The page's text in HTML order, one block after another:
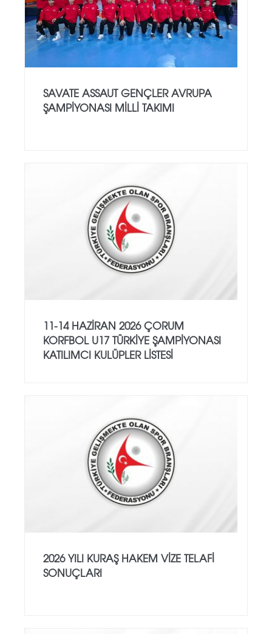
SAVATE ASSAUT GENÇLER AVRUPA
ŞAMPİYONASI MİLLİ TAKIMI
11-14 HAZİRAN 2026 ÇORUM
KORFBOL U17 TÜRKİYE ŞAMPİYONASI
KATILIMCI KULÜPLER LİSTESİ
2026 YILI KURAŞ HAKEM VİZE TELAFİ
SONUÇLARI